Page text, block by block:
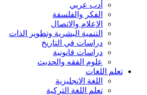
أدب عربي
الفكر والفلسفة
الإعلام والاتصال
التنمية البشرية وتطوير الذات
دراسات في التاريخ
دراسات قانونية
علوم الفقه والحديث
تعلم اللغات
اللغة الانجليزية
تعلم اللغة التركية